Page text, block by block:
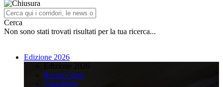
Cerca
Non sono stati trovati risultati per la tua ricerca...
Edizione 2026
Recap Corsa
Classifiche